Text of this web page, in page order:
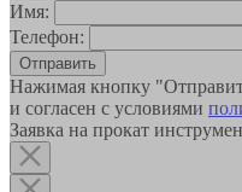
Имя:
Телефон:
Отправить
Нажимая кнопку
и согласен с условиями
Заявка на прокат